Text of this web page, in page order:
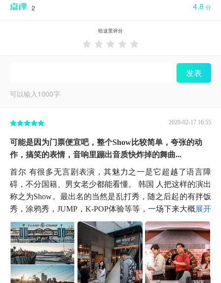
2 4.8 分
给这里评分
    
发表
可以输入1000字
2020-02-17 16:55
可能是因为门票便宜吧，整个Show比较简单，夸张的动
作，搞笑的表情，音响里蹦出音质快炸掉的舞曲...
首尔 有很多无言剧表演，其魅力之一是它超越了语言障
碍，不分国籍、男女老少都能看懂。 韩国 人把这样的演出
称之为Show。最出名的当然是乱打秀，随之后起的有拌饭
秀，涂鸦秀，JUMP，K-POP体验等等，一场下来大概...展开
29张